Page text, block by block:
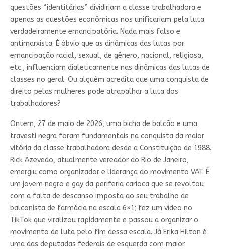
questões “identitárias” dividiriam a classe trabalhadora e
apenas as questões econômicas nos unificariam pela luta
verdadeiramente emancipatória. Nada mais falso e
antimarxista. É óbvio que as dinâmicas das lutas por
emancipação racial, sexual, de gênero, nacional, religiosa,
etc., influenciam dialeticamente nas dinâmicas das lutas de
classes no geral. Ou alguém acredita que uma conquista de
direito pelas mulheres pode atrapalhar a luta dos
trabalhadores?
Ontem, 27 de maio de 2026, uma bicha de balcão e uma
travesti negra foram fundamentais na conquista da maior
vitória da classe trabalhadora desde a Constituição de 1988.
Rick Azevedo, atualmente vereador do Rio de Janeiro,
emergiu como organizador e liderança do movimento VAT. É
um jovem negro e gay da periferia carioca que se revoltou
com a falta de descanso imposta ao seu trabalho de
balconista de farmácia na escala 6×1; fez um vídeo no
TikTok que viralizou rapidamente e passou a organizar o
movimento de luta pelo fim dessa escala. Já Erika Hilton é
uma das deputadas federais de esquerda com maior